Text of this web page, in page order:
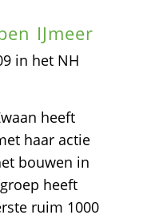
IJmeer
in het NH
heeft
haar actie
bouwen in
heeft
ruim 1000